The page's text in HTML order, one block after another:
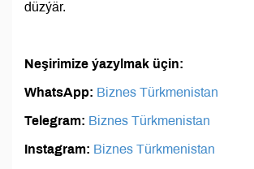
düzýär.
Neşirimize ýazylmak üçin:
WhatsApp: Biznes Türkmenistan
Telegram: Biznes Türkmenistan
Instagram: Biznes Türkmenistan